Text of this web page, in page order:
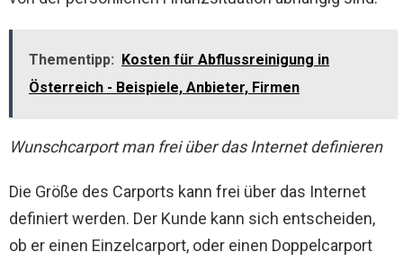
Thementipp: Kosten für Abflussreinigung in
Österreich - Beispiele, Anbieter, Firmen
Wunschcarport man frei über das Internet definieren
Die Größe des Carports kann frei über das Internet
definiert werden. Der Kunde kann sich entscheiden,
ob er einen Einzelcarport, oder einen Doppelcarport